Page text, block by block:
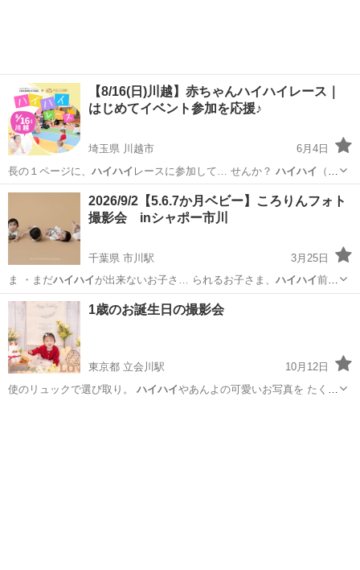
【8/16(日)川越】赤ちゃんハイハイレース｜
はじめてイベント参加を応援♪
埼玉県 川越市
6月4日
⾧の１ページに、 ハイハイ レースに参加して… せんか？ ハイハイ
（ズ
リバイ）出来… 者さまへ＞ ・ハイハイ・ズリバイができ…
埼玉 川越市 ハイハイ
2026/9/2【5.6.7か月ベビー】ころりんフォト
撮影会 inシャポー市川
千葉県 市川駅
3月25日
ま ・まだハイハイ が出来ないお子さ… られるお子さま、 ハイハイ前の
お子さまが対…
千葉 市川市 市川駅 育児 アート
1歳のお誕生日の撮影会
東京都 立会川駅
10月12日
使のリュックで選び取り。 ハイハイやあんよの可愛いお写真を たくさ